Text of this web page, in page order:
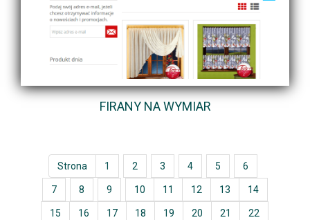
FIRANY NA WYMIAR
Strona 1 2 3 4 5 6
7 8 9 10 11 12 13 14
15 16 17 18 19 20 21 22